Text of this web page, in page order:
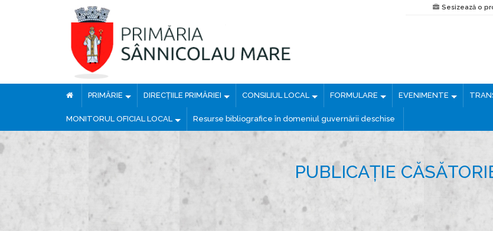
Sesizează o
t
ă
PRIMĂRIE DIRECȚIILE PRIMĂRIEI CONSILIUL LOCAL FORMULARE EVENIMENTE
MONITORUL OFICIAL LOCAL Resurse bibliografice în domeniul guvernării deschise
PUBLICAȚIE